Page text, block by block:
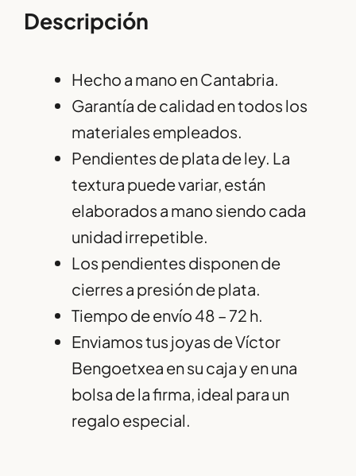
Descripción
Hecho a mano en Cantabria.
Garantía de calidad en todos los
materiales empleados.
Pendientes de plata de ley. La
textura puede variar, están
elaborados a mano siendo cada
unidad irrepetible.
Los pendientes disponen de
cierres a presión de plata.
Tiempo de envío 48 – 72 h.
Enviamos tus joyas de Víctor
Bengoetxea en su caja y en una
bolsa de la firma, ideal para un
regalo especial.